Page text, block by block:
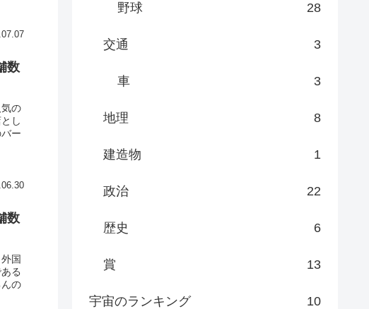
数
の
し
ー
数
国
る
の
野球 28
交通 3
車 3
地理 8
建造物 1
政治 22
歴史 6
賞 13
宇宙のランキング 10